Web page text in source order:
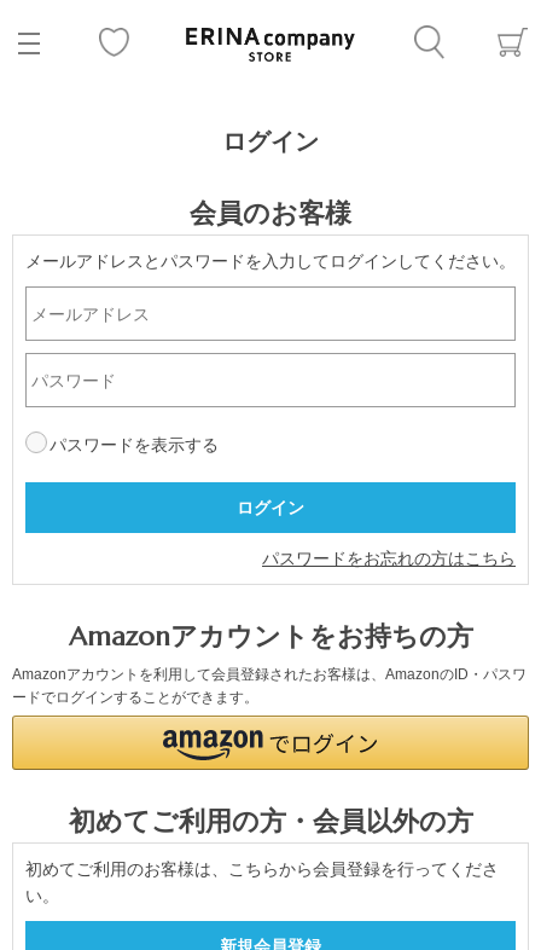
ログイン
会員のお客様
メールアドレスとパスワードを入力してログインしてください。
パスワードを表示する
パスワードをお忘れの方はこちら
Amazonアカウントをお持ちの方
Amazonアカウントを利用して会員登録されたお客様は、AmazonのID・パスワ
ードでログインすることができます。
初めてご利用の方・会員以外の方
初めてご利用のお客様は、こちらから会員登録を行ってくださ
い。